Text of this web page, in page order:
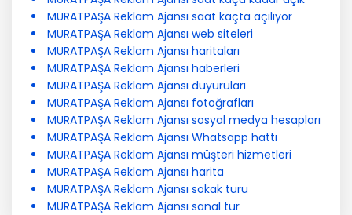
MURATPAŞA Reklam Ajansı saat kaçta açılıyor
MURATPAŞA Reklam Ajansı web siteleri
MURATPAŞA Reklam Ajansı haritaları
MURATPAŞA Reklam Ajansı haberleri
MURATPAŞA Reklam Ajansı duyuruları
MURATPAŞA Reklam Ajansı fotoğrafları
MURATPAŞA Reklam Ajansı sosyal medya hesapları
MURATPAŞA Reklam Ajansı Whatsapp hattı
MURATPAŞA Reklam Ajansı müşteri hizmetleri
MURATPAŞA Reklam Ajansı harita
MURATPAŞA Reklam Ajansı sokak turu
MURATPAŞA Reklam Ajansı sanal tur